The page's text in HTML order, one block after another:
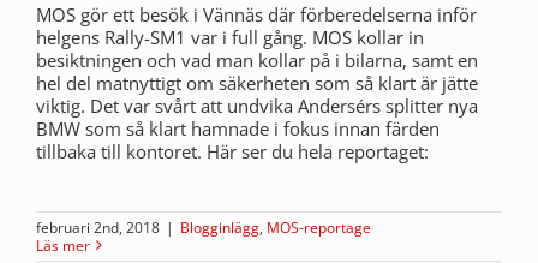
MOS gör ett besök i Vännäs där förberedelserna inför
helgens Rally-SM1 var i full gång. MOS kollar in
besiktningen och vad man kollar på i bilarna, samt en
hel del matnyttigt om säkerheten som så klart är jätte
viktig. Det var svårt att undvika Andersérs splitter nya
BMW som så klart hamnade i fokus innan färden
tillbaka till kontoret. Här ser du hela reportaget:
februari 2nd, 2018 | Blogginlägg, MOS-reportage
Läs mer